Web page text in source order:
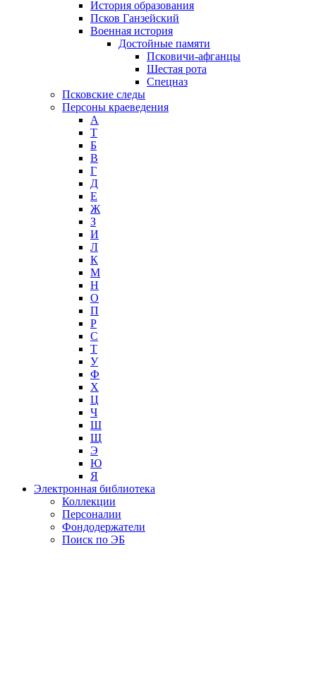
История образования
Псков Ганзейский
Военная история
Достойные памяти
Псковичи-афганцы
Шестая рота
Спецназ
Псковские следы
Персоны краеведения
А
T
Б
В
Г
Д
Е
Ж
З
И
Л
К
М
Н
О
П
Р
С
Т
У
Ф
Х
Ц
Ч
Ш
Щ
Э
Ю
Я
Электронная библиотека
Коллекции
Персоналии
Фондодержатели
Поиск по ЭБ